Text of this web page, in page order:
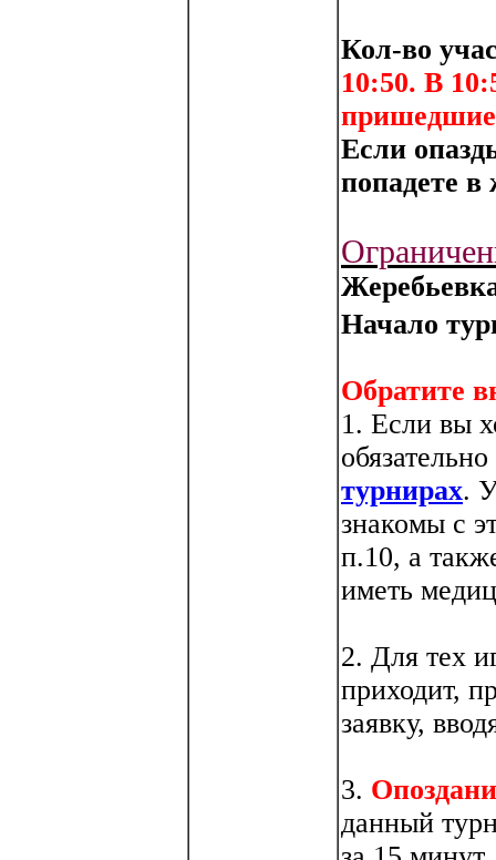
Кол-во
10:50. В
Если
попадете в
Начало
Обратите
1. Если вы
турнирах.
знакомы с
п.10, а
иметь
2. Для тех
приходит,
заявку,
3.
данный